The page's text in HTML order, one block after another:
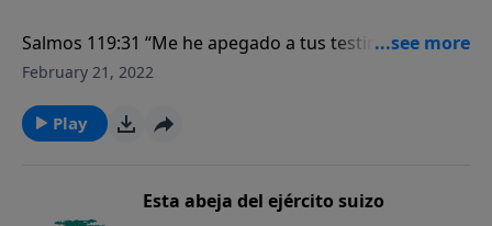
Salmos 119:31 “Me he apegado a tus testimonios;
Jehová, no me avergüences”.
February 21, 2022
Play
Esta abeja del ejército suizo